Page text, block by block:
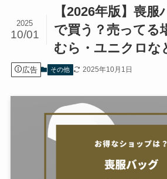
【2026年版】喪
で買う？売ってる
むら・ユニクロな
2025
10/01
広告 その他 2025年10月1日